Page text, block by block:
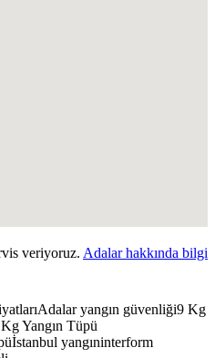
veriyoruz. Adalarhakkında bilgi
Adalar yangın güvenliği9 Kg
Yangın Tüpü
İstanbul yangıninterform